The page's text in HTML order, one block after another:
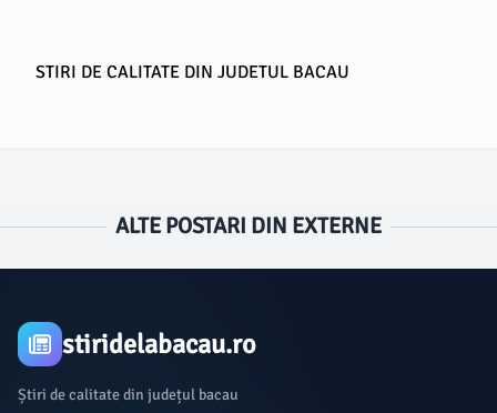
STIRI DE CALITATE DIN JUDETUL BACAU
ALTE POSTARI DIN EXTERNE
stiridelabacau.ro
Știri de calitate din județul bacau